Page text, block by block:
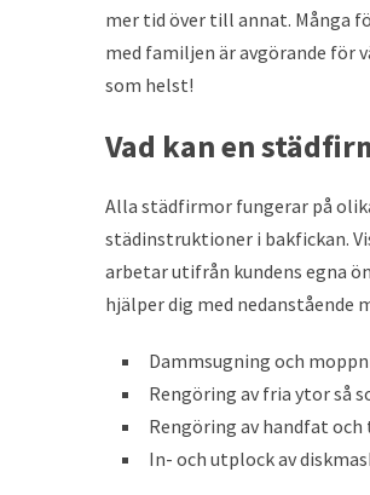
mer tid över till annat. Många
med familjen är avgörande för
som helst!
Vad kan en
Alla städfirmor fungerar på
städinstruktioner i bakfickan.
arbetar utifrån kundens egna
hjälper dig med nedanstående
Dammsugning och
Rengöring av fria ytor så
Rengöring av handfat
In- och utplock av